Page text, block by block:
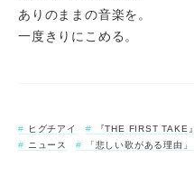
ありのままの音楽を。
一度きりにこめる。
ヒグチアイ 『THE FIRST TAKE』
ニュース
「悲しい歌がある理由」